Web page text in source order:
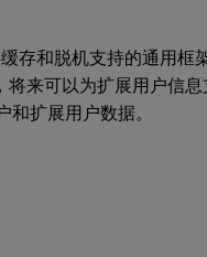
存和脱机支持的通用框
来可以为扩展用户信息
扩展用户数据。